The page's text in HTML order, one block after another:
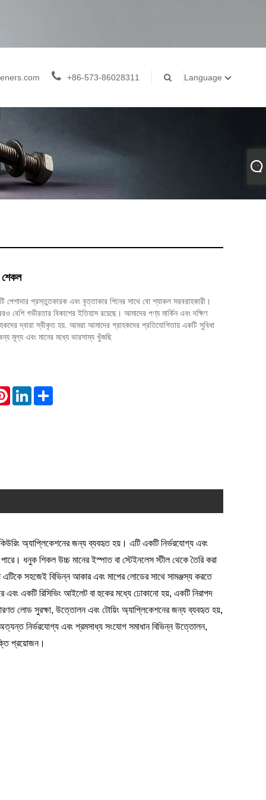
+86-573-86028311 Language
শেকল
পেশাদার প্রস্তুতকারক এবং বৃত্তাকার পিনের সাথে বো শ্যাকল সরবরাহকারী।
বেশি গভীরতার বিকাশের ইতিহাস রয়েছে। আমাদের পণ্য মার্কিন এবং দক্ষিণ
দ্বারা স্বীকৃত হয়. আমরা আমাদের গ্রাহকদের প্রতিযোগিতায় একটি সুবিধা
মূল্য এবং মানের মধ্যে ভারসাম্য খুঁজছি
PinterestLinkedInShare
অ্যাপ্লিকেশনের জন্য ব্যবহৃত হয়। এটি একটি নির্ভরযোগ্য এবং
ধনুক শিকল উচ্চ মানের ইস্পাত বা স্টেইনলেস স্টীল থেকে তৈরি করা
সহজেই বিভিন্ন আকার এবং মাপের লোডের সাথে সামঞ্জস্য করতে
এবং একটি রিসিভিং আইলেট বা হুকের মধ্যে ঢোকানো হয়, একটি নিরাপদ
লোড সুরক্ষা, উত্তোলন এবং টোয়িং অ্যাপ্লিকেশনের জন্য ব্যবহৃত হয়,
নির্ভরযোগ্য এবং শ্রমসাধ্য সংযোগ সমাধান বিভিন্ন উত্তোলন,
প্রয়োজন।